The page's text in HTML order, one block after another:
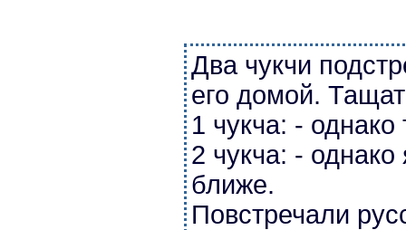
Два чукчи
его домой. Тащат
1 чукча: -
2 чукча: -
ближе.
Повстречали